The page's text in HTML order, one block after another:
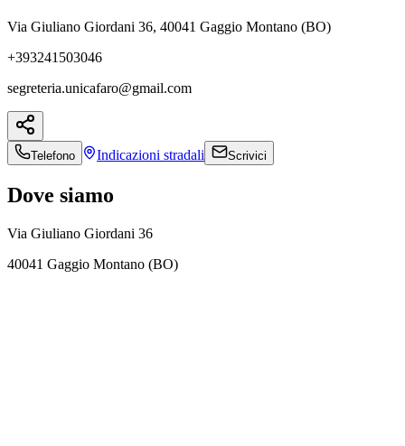
Via Giuliano Giordani 36, 40041 Gaggio Montano (BO)
+393241503046
segreteria.unicafaro@gmail.com
Telefono Indicazioni stradali Scrivici
Dove siamo
Via Giuliano Giordani 36
40041 Gaggio Montano (BO)